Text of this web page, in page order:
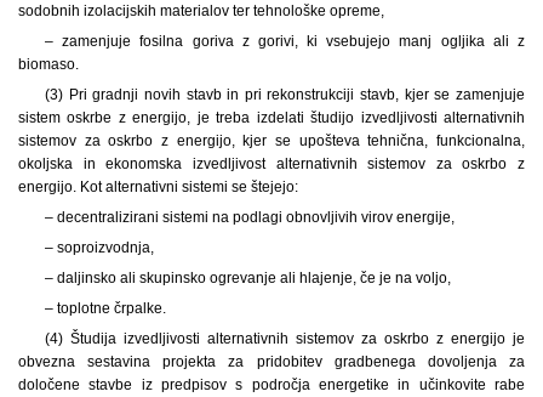
sodobnih izolacijskih materialov ter tehnološke opreme,
– zamenjuje fosilna goriva z gorivi, ki vsebujejo manj ogljika ali z
biomaso.
(3) Pri gradnji novih stavb in pri rekonstrukciji stavb, kjer se zamenjuje
sistem oskrbe z energijo, je treba izdelati študijo izvedljivosti alternativnih
sistemov za oskrbo z energijo, kjer se upošteva tehnična, funkcionalna,
okoljska in ekonomska izvedljivost alternativnih sistemov za oskrbo z
energijo. Kot alternativni sistemi se štejejo:
– decentralizirani sistemi na podlagi obnovljivih virov energije,
– soproizvodnja,
– daljinsko ali skupinsko ogrevanje ali hlajenje, če je na voljo,
– toplotne črpalke.
(4) Študija izvedljivosti alternativnih sistemov za oskrbo z energijo je
obvezna sestavina projekta za pridobitev gradbenega dovoljenja za
določene stavbe iz predpisov s področja energetike in učinkovite rabe